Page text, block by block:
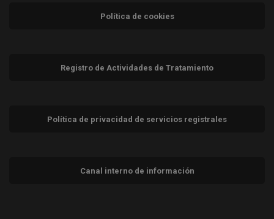
Política de cookies
Registro de Actividades de Tratamiento
Política de privacidad de servicios registrales
Canal interno de información